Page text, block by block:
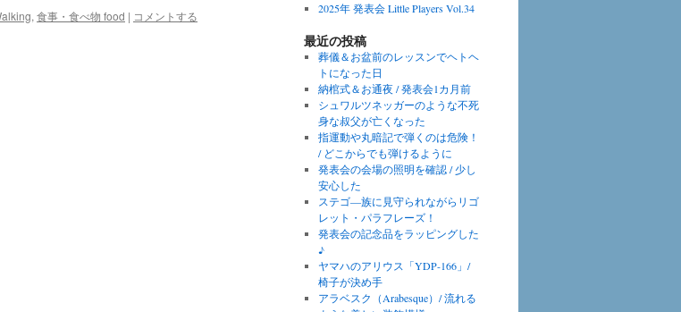
, 食事・食べ物 food | コメントする
2025年 発表会 Little Players Vol.34
最近の投稿
葬儀＆お盆前のレッスンでヘトヘ
トになった日
納棺式＆お通夜 / 発表会1カ月前
シュワルツネッガーのような不死
身な叔父が亡くなった
指運動や丸暗記で弾くのは危険！
/ どこからでも弾けるように
発表会の会場の照明を確認 / 少し
安心した
ステゴ―族に見守られながらリゴ
レット・パラフレーズ！
発表会の記念品をラッピングした
♪
ヤマハのアリウス「YDP-166」/
椅子が決め手
アラベスク（Arabesque）/ 流れる